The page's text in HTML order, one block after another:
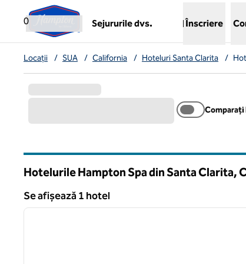
Salt la conținut
0
Sejururile dvs. Înscriere
Locații / SUA / California / Hoteluri Santa Clarita /
Hotelurile Hampton Spa din Santa Clarita,
Se afișează 1 hotel
Se afișează 1 hotel
1 din 12